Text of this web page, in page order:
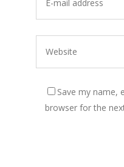
Save my name,
browser for the